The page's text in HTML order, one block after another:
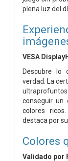
plena luz del
VESA
Descubre lo
verdad. La
conseguir un
colores
destaca por
Colores
Validado por